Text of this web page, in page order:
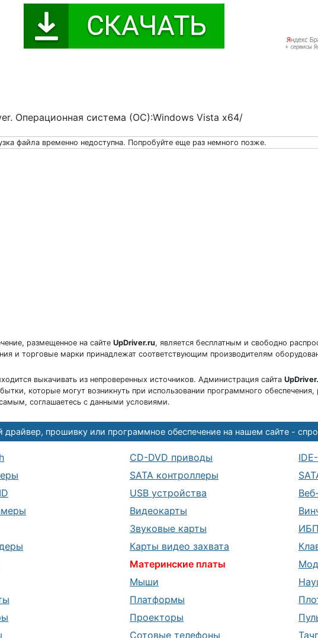
Операционная система (ОС):Windows Vista x64/
файла временно недоступна. Попробуйте еще раз немного позже.
размещенное на сайте UpDriver.ru, является бесплатным и свободно
и торговые марки принадлежат соответствующим производителям
выкачивать из непроверенных источников. Администрация сайта
которые могут возникнуть при использовании программного
соглашаетесь с данными условиями.
прошивку или программное обеспечение на нашем сайте -
CD-DVD приводы
SATA контроллеры
USB устройства
Видеокарты
Звуковые карты
ИБП
Карты видео захвата
Материнские платы
Мыши
Платформы
Проекторы
Сотовые телефоны